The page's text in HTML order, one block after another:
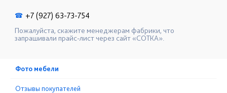
☎ +7 (927) 63-73-754
Пожалуйста, скажите менеджерам фабрики, что
запрашивали прайс-лист через сайт «СОТКА».
Фото мебели
Отзывы покупателей